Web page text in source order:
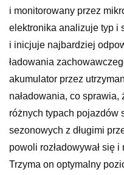
i monitorowany przez
elektronika analizuje typ i
i inicjuje najbardziej
ładowania
akumulator przez
naładowania, co
różnych typach pojazdów
sezonowych z długimi
powoli rozładowywał się i
Trzyma on optymalny